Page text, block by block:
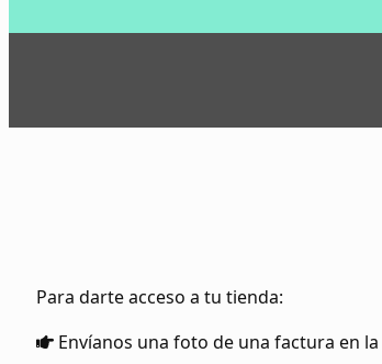
Para darte acceso a tu tienda:
Envíanos una foto de una factura en